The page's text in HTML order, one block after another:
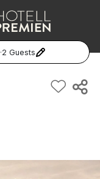
·2 Guests